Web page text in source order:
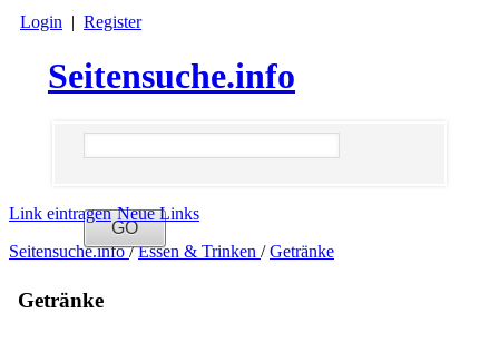
Login | Register
Seitensuche.info
Link eintragen Neue Links
Seitensuche.info/ Essen & Trinken / Getränke
Getränke